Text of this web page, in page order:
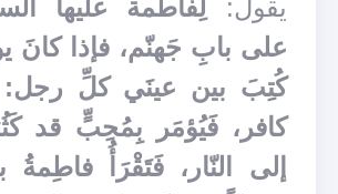
يقول: لِفاطمة عليها
على بابِ جَهنّم، فإذا كانَ
كُتِبَ بين عينَي كلِّ
كافر، فَيُؤمَر بِمُحِبٍّ قد
إلى النّار، فَتَقْرَأُ فاطِمةُ